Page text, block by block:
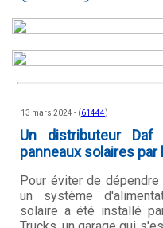
13 mars 2024 - (61444)
Un distributeur Daf
panneaux solaires
Pour éviter de
un système
solaire a été installé